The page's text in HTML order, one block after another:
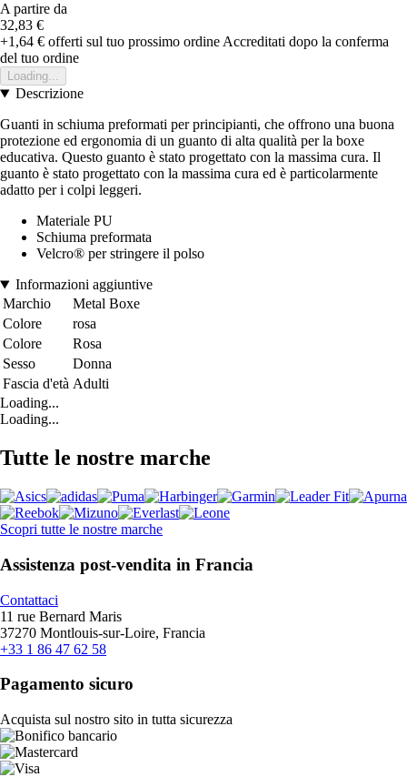
A partire da
32,83 €
+1,64 € offerti sul tuo prossimo ordine Accreditati dopo la conferma
del tuo ordine
Loading...
Descrizione
Guanti in schiuma preformati per principianti, che offrono una buona
protezione ed ergonomia di un guanto di alta qualità per la boxe
educativa. Questo guanto è stato progettato con la massima cura. Il
guanto è stato progettato con la massima cura ed è particolarmente
adatto per i colpi leggeri.
Materiale PU
Schiuma preformata
Velcro® per stringere il polso
Informazioni aggiuntive
Marchio
Metal Boxe
Colore
rosa
Colore
Rosa
Sesso
Donna
Fascia d'età Adulti
Loading...
Loading...
Tutte le nostre marche
Scopri tutte le nostre marche
Assistenza post-vendita in Francia
Contattaci
11 rue Bernard Maris
37270 Montlouis-sur-Loire, Francia
+33 1 86 47 62 58
Pagamento sicuro
Acquista sul nostro sito in tutta sicurezza